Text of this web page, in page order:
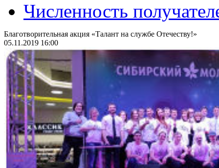
Численность
Благотворительная акция «Талант на службе Отечеству!»
05.11.2019 16:00